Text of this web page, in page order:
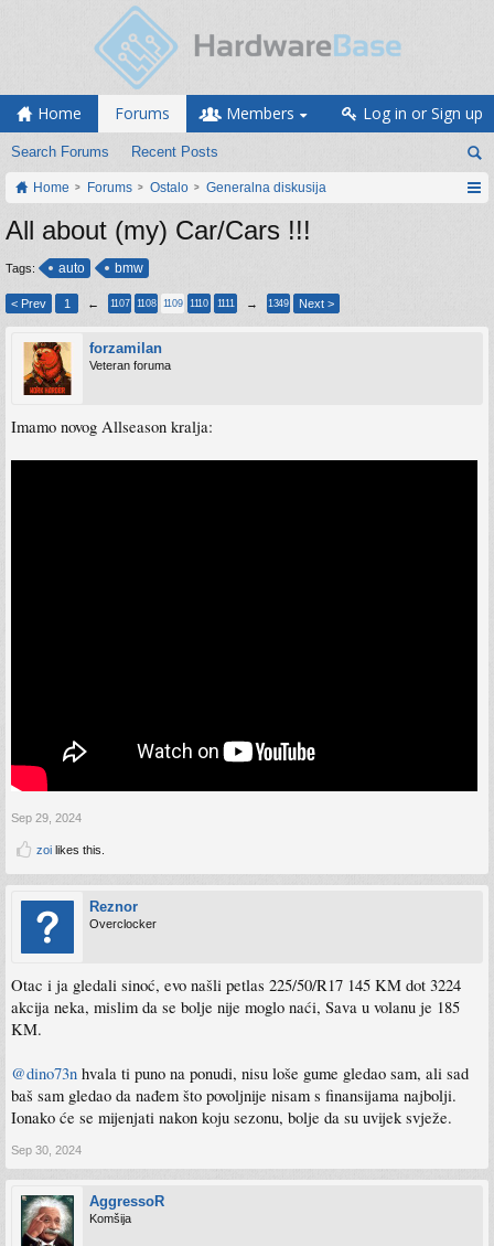
Home Forums
Search Forums Recent Posts
Members Log in or Sign up
Home Forums Ostalo Generalna diskusija
All about (my) Car/Cars !!!
Tags: auto bmw
< Prev 1 ← 1107 1108 1109 1110 1111 → 1349 Next >
forzamilan
Veteran foruma
Imamo novog Allseason kralja:
Sep 29, 2024
zoi likes this.
Reznor
Overclocker
Otac i ja gledali sinoć, evo našli petlas 225/50/R17 145 KM dot 3224
akcija neka, mislim da se bolje nije moglo naći, Sava u volanu je 185
KM.
@dino73n hvala ti puno na ponudi, nisu loše gume gledao sam, ali sad
baš sam gledao da nađem što povoljnije nisam s finansijama najbolji.
Ionako će se mijenjati nakon koju sezonu, bolje da su uvijek svježe.
Sep 30, 2024
AggressoR
Komšija